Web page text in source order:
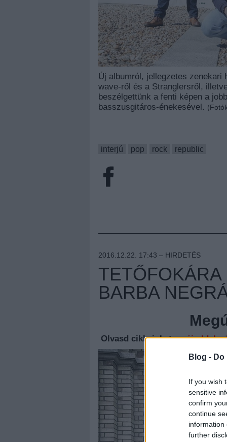
Blog -
If you wish
sensitive
confirm
continue
information
further
Új albumról, jellegzetes zenekari
wave-ről és a Stranglersről,
beszélgettünk a fenti képen a
basszusgitáros-énekesével.
interjú
pop rock republic
2016.12.22. 17:43 – HIRDETÉS
BARBA
Olvasd cikkeinket azúj